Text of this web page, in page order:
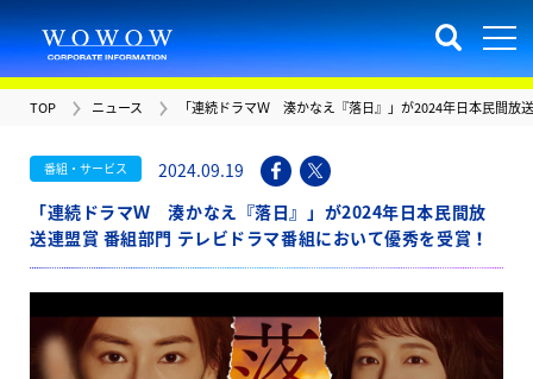
TOP ニュース 「連続ドラマＷ 湊かなえ『落日』」が2024年日本民間放
番組・サービス
2024.09.19
「連続ドラマＷ 湊かなえ『落日』」が2024年日本民間放
送連盟賞 番組部門 テレビドラマ番組において優秀を受賞！